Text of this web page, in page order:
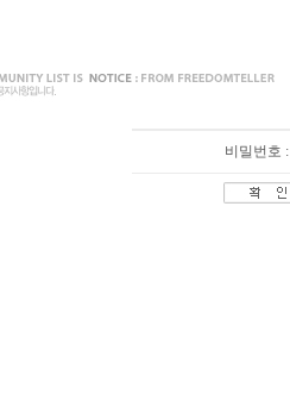
비밀번호 :